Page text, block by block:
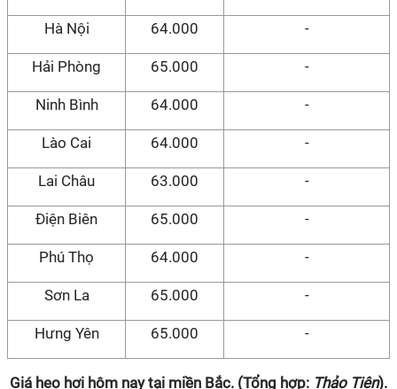
Hà Nội 64.000 -
Hải Phòng 65.000 -
Ninh Bình 64.000 -
Lào Cai 64.000 -
Lai Châu 63.000 -
Điện Biên 65.000 -
Phú Thọ 64.000 -
Sơn La 65.000 -
Hưng Yên 65.000 -
Giá heo hơi hôm nay tại miền Bắc. (Tổng hợp: Thảo Tiên).